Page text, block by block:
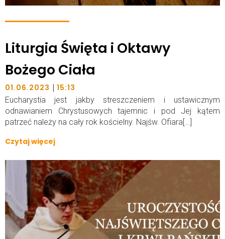
Liturgia Święta i Oktawy
Bożego Ciała
01.06.2023 | 15:13
Eucharystia jest jakby streszczeniem i ustawicznym
odnawianiem Chrystusowych tajemnic i pod Jej kątem
patrzeć należy na cały rok kościelny. Najśw. Ofiara[…]
Czytaj więcej